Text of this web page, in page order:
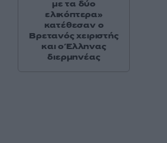
με τα δύο
ελικόπτερα»
κατέθεσαν ο
Βρετανός χειριστής
και ο Έλληνας
διερμηνέας